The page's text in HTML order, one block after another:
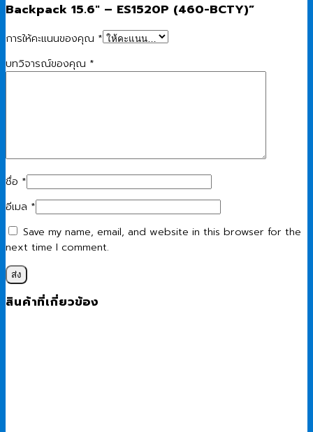
Backpack 15.6″ – ES1520P (460-BCTY)”
การให้คะแนนของคุณ *
บทวิจารณ์ของคุณ *
ชื่อ *
อีเมล *
Save my name, email, and website in this browser for the
next time I comment.
สินค้าที่เกี่ยวข้อง